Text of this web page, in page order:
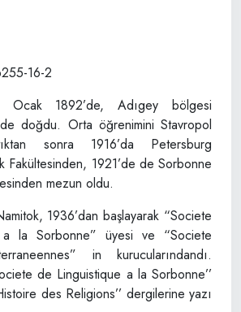
16-2
Ocak 1892’de, Adıgey bölgesi
doğdu. Orta öğrenimini Stavropol
sonra 1916’da Petersburg
Fakültesinden, 1921’de de Sorbonne
mezun oldu.
1936’dan başlayarak “Societe
la Sorbonne” üyesi ve “Societe
in kurucularındandı.
de Linguistique a la Sorbonne’’
des Religions’’ dergilerine yazı